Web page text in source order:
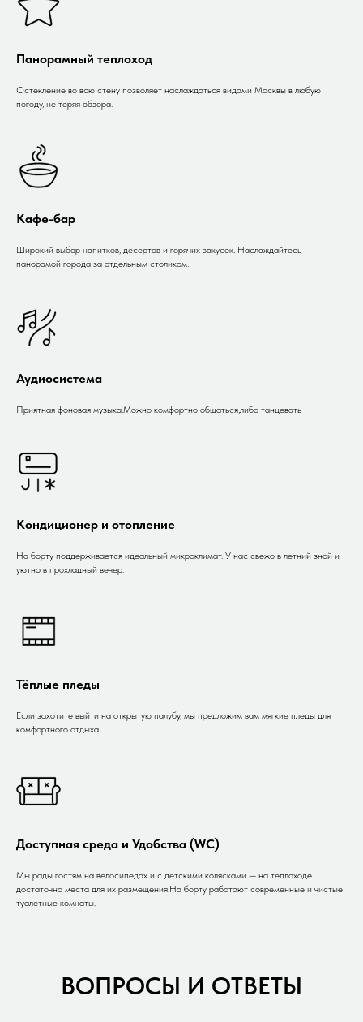
Панорамный теплоход
Остекление во всю стену позволяет наслаждаться видами Москвы в любую
погоду, не теряя обзора.
Кафе-бар
Широкий выбор напитков, десертов и горячих закусок. Наслаждайтесь
панорамой города за отдельным столиком.
Аудиосистема
Приятная фоновая музыка.Можно комфортно общаться,либо танцевать
Кондиционер и отопление
На борту поддерживается идеальный микроклимат. У нас свежо в летний зной и
уютно в прохладный вечер.
Тёплые пледы
Если захотите выйти на открытую палубу, мы предложим вам мягкие пледы для
комфортного отдыха.
Доступная среда и Удобства (WC)
Мы рады гостям на велосипедах и с детскими колясками — на теплоходе
достаточно места для их размещения.На борту работают современные и чистые
туалетные комнаты.
ВОПРОСЫ И ОТВЕТЫ